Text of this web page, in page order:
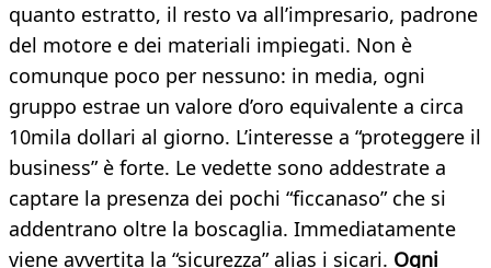
quanto estratto, il resto va all’impresario, padrone
del motore e dei materiali impiegati. Non è
comunque poco per nessuno: in media, ogni
gruppo estrae un valore d’oro equivalente a circa
10mila dollari al giorno. L’interesse a “proteggere il
business” è forte. Le vedette sono addestrate a
captare la presenza dei pochi “ficcanaso” che si
addentrano oltre la boscaglia. Immediatamente
viene avvertita la “sicurezza” alias i sicari. Ogni